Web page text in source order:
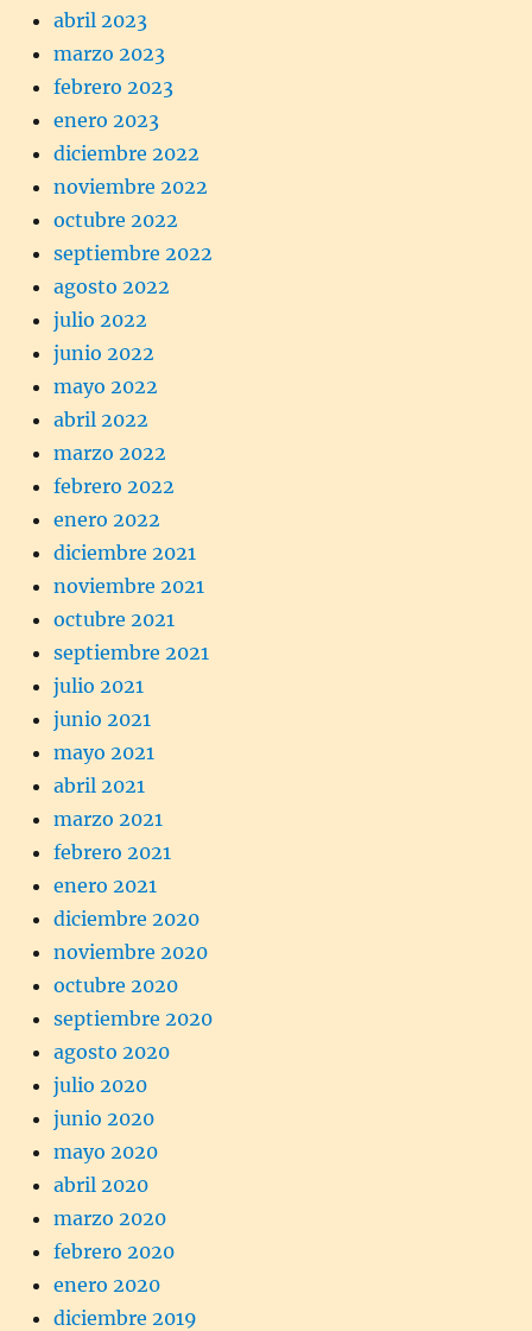
abril 2023
marzo 2023
febrero 2023
enero 2023
diciembre 2022
noviembre 2022
octubre 2022
septiembre 2022
agosto 2022
julio 2022
junio 2022
mayo 2022
abril 2022
marzo 2022
febrero 2022
enero 2022
diciembre 2021
noviembre 2021
octubre 2021
septiembre 2021
julio 2021
junio 2021
mayo 2021
abril 2021
marzo 2021
febrero 2021
enero 2021
diciembre 2020
noviembre 2020
octubre 2020
septiembre 2020
agosto 2020
julio 2020
junio 2020
mayo 2020
abril 2020
marzo 2020
febrero 2020
enero 2020
diciembre 2019